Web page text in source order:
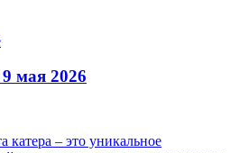
мая 2026
катера – это уникальное